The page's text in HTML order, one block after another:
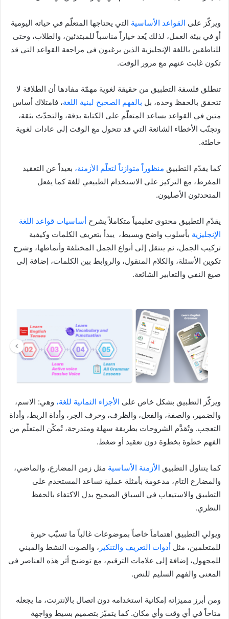
ويركّز على القواعد الأساسية التي يحتاجها المتعلّم في حياته اليومية
أو في بيئة العمل، لذلك يُعد خياراً مناسباً للمبتدئين، والطلاب، وحتى
للناطقين باللغة الإنجليزية الذين يرغبون في مراجعة القواعد التي قد
تكون غابت عنهم مع مرور الوقت.
تنطلق فلسفة التطبيق من حقيقة لغوية مهمّة مفادها أن الطلاقة لا
تتحقق بالحفظ وحده، بل بالفهم الصحيح لبنية اللغة، فامتلاك أساس
متين في القواعد يساعد المتعلّم على الكتابة بدقة، والتحدّث بثقة،
وتجنّب الأخطاء الشائعة التي قد تتحول مع الوقت إلى عادات لغوية
خاطئة.
كما يقدّم التطبيق منظوراً متوازناً لتعلّم الأزمنة، بعيداً عن التعقيد
المفرط، مع التركيز على الاستخدام الطبيعي للغة كما يفعل
المتحدثون الأصليون.
يقدّم التطبيق محتوى تعليمياً متكاملاً يشرح أساسيات قواعد اللغة
الإنجليزية بأسلوب واضح وبسيط، يبدأ بتعريف الكلمات وكيفية
تركيب الجمل، ثم ينتقل إلى أنواع الجمل المختلفة وأنماطها، وشرح
تكوين الأسئلة، والكلام المنقول، والروابط بين الكلمات، إضافة إلى
صيغ النفي والتعابير الشائعة.
ويركّز التطبيق بشكل خاص على الأجزاء الثمانية للغة، وهي: الاسم،
والضمير، والصفة، والفعل، والظرف، وحرف الجر، وأداة الربط، وأداة
التعجب. وتُقدَّم الشروحات بطريقة سهلة ومتدرجة، تُمكّن المتعلّم من
الفهم خطوة بخطوة دون تعقيد أو ضغط.
كما يتناول التطبيق الأزمنة الأساسية مثل زمن المضارع، والماضي،
والمضارع التام، مدعومة بأمثلة عملية تساعد المستخدم على
التطبيق والاستيعاب في السياق الصحيح بدل الاكتفاء بالحفظ
النظري.
ويولي التطبيق اهتماماً خاصاً بموضوعات غالباً ما تسبّب حيرة
للمتعلمين، مثل أدوات التعريف والتنكير ، والصوت النشط والمبني
للمجهول، إضافة إلى علامات الترقيم، مع توضيح أثر هذه العناصر في
المعنى والفهم السليم للنص.
ومن أبرز مميزاته إمكانية استخدامه دون اتصال بالإنترنت، ما يجعله
متاحاً في أي وقت وأي مكان. كما يتميّز بتصميم بسيط وواجهة